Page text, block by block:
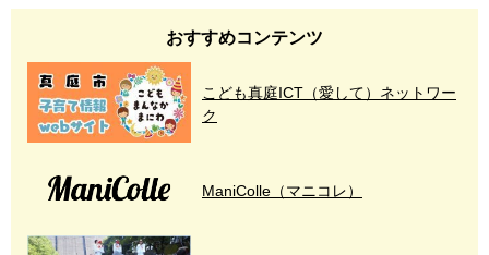
おすすめコンテンツ
こども真庭ICT（愛して）ネットワー
ク
ManiColle（マニコレ）